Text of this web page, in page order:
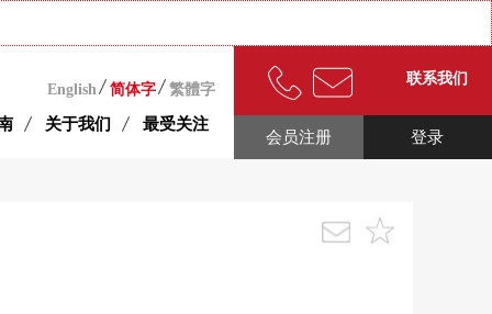
English 简体字 繁體字
关于我们 最受关注
联系我们
登录
会员注册